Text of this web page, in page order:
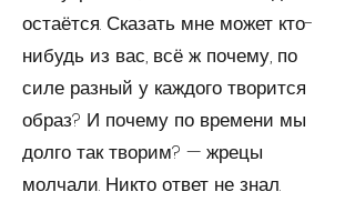
остаётся. Сказать мне может кто-
нибудь из вас, всё ж почему, по
силе разный у каж­дого творится
образ? И почему по времени мы
долго так творим? — жрецы
молчали. Никто ответ не знал.